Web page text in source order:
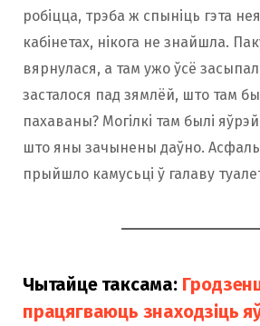
робіцца, трэба ж спыніць гэта
кабінетах, нікога не знайшла.
вярнулася, а там ужо ўсё
засталося пад зямлёй, што там
пахаваны? Могілкi там былі
што яны зачынены даўно.
прыйшло камусьці ў галаву
Чытайце таксама:
працягваюць знаходзіць